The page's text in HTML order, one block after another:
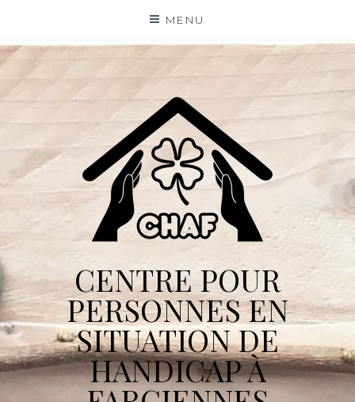
content
MENU
CENTRE POUR
PERSONNES EN
SITUATION DE
HANDICAP À